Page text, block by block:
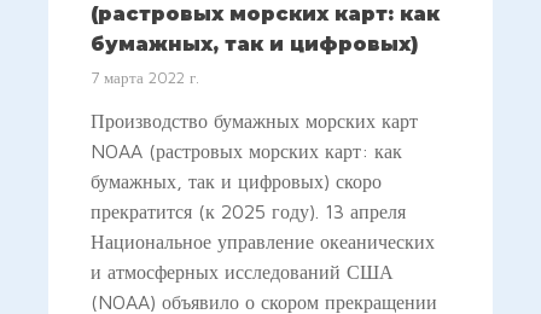
(растровых морских карт: как
бумажных, так и цифровых)
7 марта 2022 г.
Производство бумажных морских карт
NOAA (растровых морских карт: как
бумажных, так и цифровых) скоро
прекратится (к 2025 году). 13 апреля
Национальное управление океанических
и атмосферных исследований США
(NOAA) объявило о скором прекращении